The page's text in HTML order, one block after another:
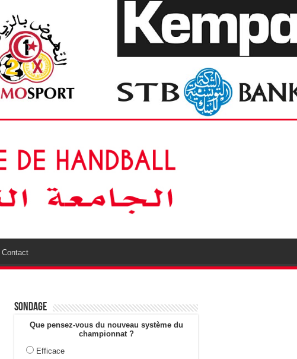
Contact
Sondage
Que pensez-vous du nouveau système du
championnat ?
Efficace